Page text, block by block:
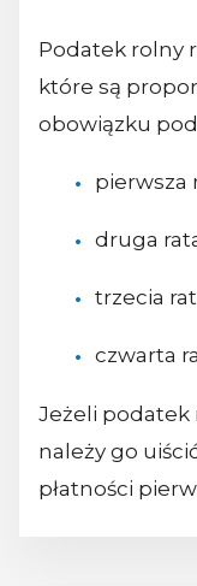
Podatek rolny
które są
obowiązku
pierwsza
druga
trzecia
czwarta
Jeżeli podatek
należy go
płatności